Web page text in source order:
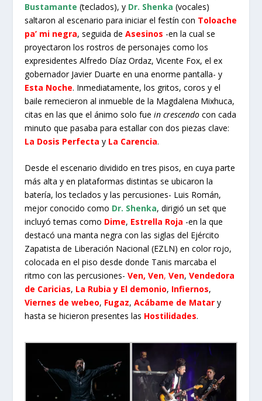
Bustamante (teclados), y Dr. Shenka (vocales)
saltaron al escenario para iniciar el festín con Toloache
pa’ mi negra, seguida deAsesinos -en la cual se
proyectaron los rostros de personajes como los
expresidentes Alfredo Díaz Ordaz, Vicente Fox, el ex
gobernador Javier Duarte en una enorme pantalla- y
Esta Noche. Inmediatamente, los gritos, coros y el
baile remecieron al inmueble de la Magdalena Mixhuca,
citas en las que el ánimo solo fuein crescendo con cada
minuto que pasaba para estallar con dos piezas clave:
La Dosis Perfecta y La Carencia.
Desde el escenario dividido en tres pisos, en cuya parte
más alta y en plataformas distintas se ubicaron la
batería, los teclados y las percusiones- Luis Román,
mejor conocido como Dr. Shenka, dirigió un set que
incluyó temas como Dime, Estrella Roja -en la que
destacó una manta negra con las siglas del Ejército
Zapatista de Liberación Nacional (EZLN) en color rojo,
colocada en el piso desde donde Tanis marcaba el
ritmo con las percusiones-Ven, Ven,Ven, Vendedora
de Caricias, La Rubia y El demonio, Infiernos,
Viernes de webeo, Fugaz,Acábame de Matar y
hasta se hicieron presentes las Hostilidades.